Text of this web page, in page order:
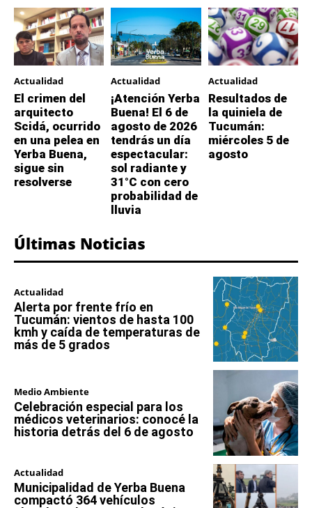
Actualidad
El crimen del
arquitecto
Scidá, ocurrido
en una pelea en
Yerba Buena,
sigue sin
resolverse
Actualidad
¡Atención Yerba
Buena! El 6 de
agosto de 2026
tendrás un día
espectacular:
sol radiante y
31°C con cero
probabilidad de
lluvia
Actualidad
Resultados de
la quiniela de
Tucumán:
miércoles 5 de
agosto
Últimas Noticias
Actualidad
Alerta por frente frío en
Tucumán: vientos de hasta 100
kmh y caída de temperaturas de
más de 5 grados
Medio Ambiente
Celebración especial para los
médicos veterinarios: conocé la
historia detrás del 6 de agosto
Actualidad
Municipalidad de Yerba Buena
compactó 364 vehículos